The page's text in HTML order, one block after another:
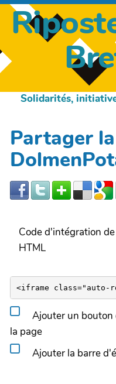
Solidarités,
Partager
Code d'intégration
HTML
Ajouter un bouton
la page
Ajouter la barre